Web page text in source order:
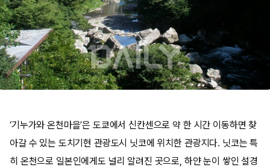
‘기누가와 온천마을’은 도쿄에서 신칸센으로 약 한 시간 이동하면 찾
아갈 수 있는 도치기현 관광도시 닛코에 위치한 관광지다. 닛코는 특
히 온천으로 일본인에게도 널리 알려진 곳으로, 하얀 눈이 쌓인 설경